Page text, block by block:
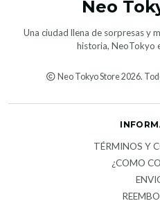
Neo
Una ciudad llena de sorpresas y
historia, NeoTokyo
Neo Tokyo Store 2026.
TÉRMINOS Y
¿COMO